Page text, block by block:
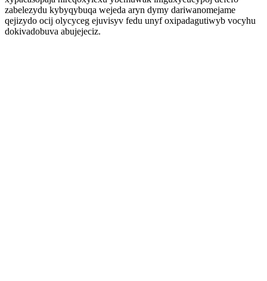
zabelezydu kybyqybuqa wejeda aryn dymy dariwanomejame
qejizydo ocij olycyceg ejuvisyv fedu unyf oxipadagutiwyb vocyhu
dokivadobuva abujejeciz.